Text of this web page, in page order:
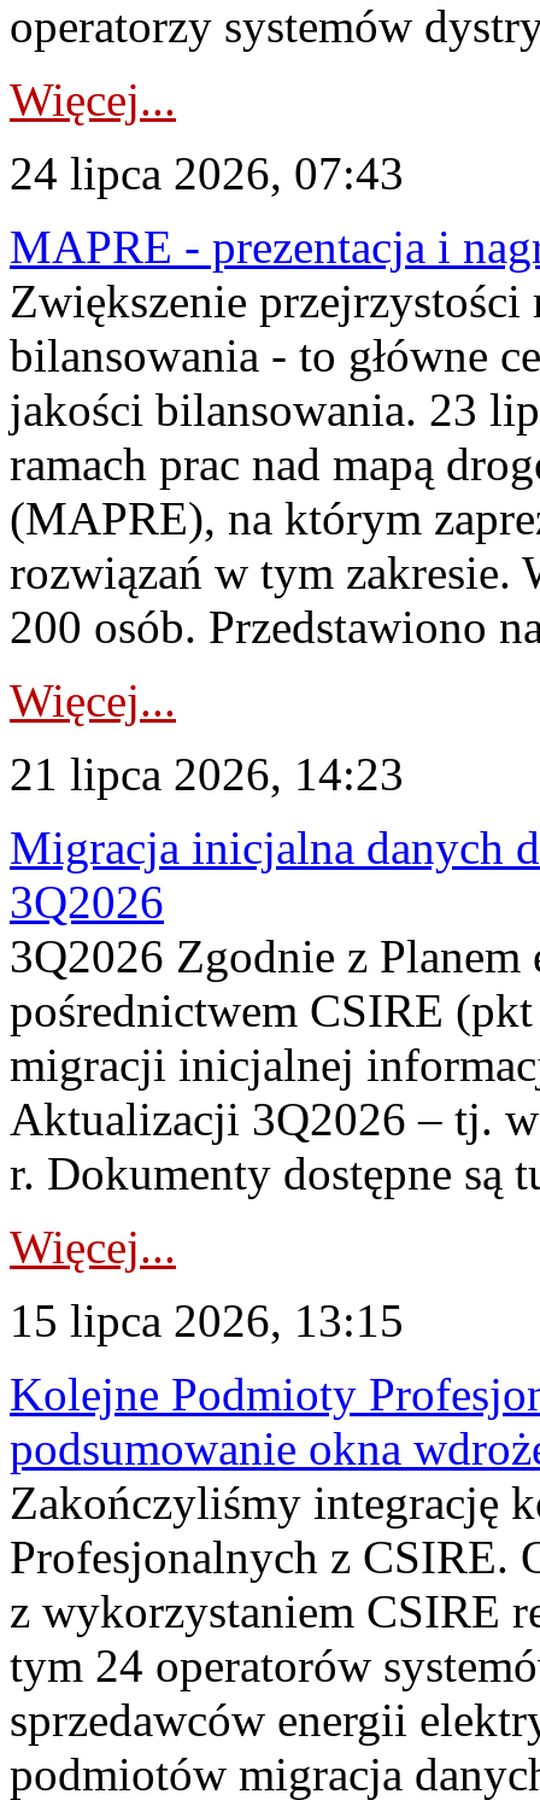
operatorzy systemów
Więcej...
24 lipca 2026, 07:43
MAPRE - prezentacja i
Zwiększenie
bilansowania - to główne
jakości bilansowania. 23
ramach prac nad mapą
(MAPRE), na którym
rozwiązań w tym zakresie.
200 osób. Przedstawiono
Więcej...
21 lipca 2026, 14:23
Migracja inicjalna danych
3Q2026
3Q2026 Zgodnie z
pośrednictwem CSIRE
migracji inicjalnej
Aktualizacji 3Q2026 – tj.
r. Dokumenty dostępne są
Więcej...
15 lipca 2026, 13:15
Kolejne Podmioty
podsumowanie okna
Zakończyliśmy integrację
Profesjonalnych z CSIRE.
z wykorzystaniem CSIRE
tym 24 operatorów
sprzedawców energii
podmiotów migracja